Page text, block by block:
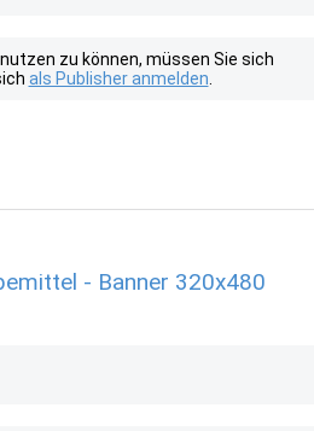
zu können, müssen Sie sich
als Publisher anmelden
- Banner 320x480